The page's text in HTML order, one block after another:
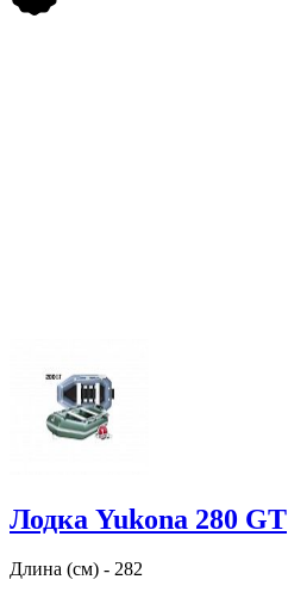
Лодка Yukona 280 GT
Длина (см) - 282